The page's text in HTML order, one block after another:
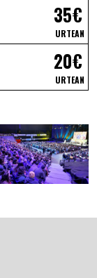
35€
URTEAN
20€
URTEAN